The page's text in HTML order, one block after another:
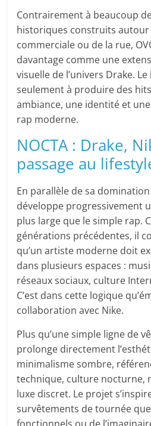
Contrairement à beaucoup
historiques construits
commerciale ou de la rue,
davantage comme une
visuelle de l’univers Drake.
seulement à produire des
ambiance, une identité et
rap moderne.
NOCTA : Drake,
passage au
En parallèle de sa
développe progressivement
plus large que le simple rap.
générations précédentes, il
qu’un artiste moderne doit
dans plusieurs espaces :
réseaux sociaux, culture
C’est dans cette logique
collaboration avec Nike.
Plus qu’une simple ligne de
prolonge directement
minimalisme sombre,
technique, culture nocturne,
luxe discret. Le projet
survêtements de tournée